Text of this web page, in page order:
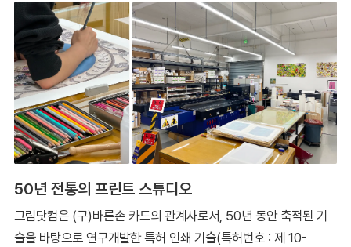
50년 전통의 프린트 스튜디오
그림닷컴은 (구)바른손 카드의 관계사로서, 50년 동안 축적된 기
술을 바탕으로 연구개발한 특허 인쇄 기술(특허번호 : 제 10-